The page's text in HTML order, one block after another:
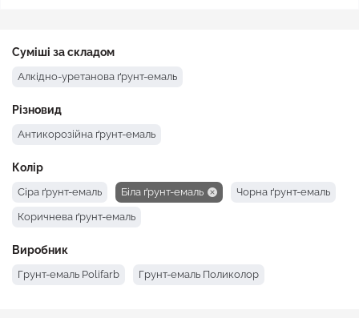
Суміші за складом
Алкідно-уретанова ґрунт-емаль
Різновид
Антикорозійна ґрунт-емаль
Колір
Сіра ґрунт-емаль Біла ґрунт-емаль Чорна ґрунт-емаль
Коричнева ґрунт-емаль
Виробник
Грунт-емаль Polifarb Грунт-емаль Поликолор